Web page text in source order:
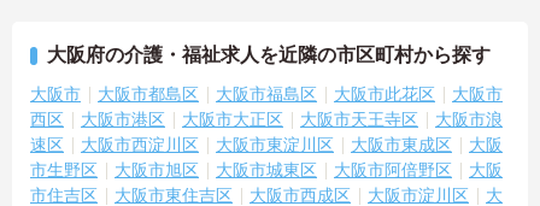
大阪府の介護・福祉求人を近隣の市区町村から探す
大阪市 大阪市都島区 大阪市福島区 大阪市此花区
大阪市
西区
大阪市港区 大阪市大正区 大阪市天王寺区
大阪市浪
速区
大阪市西淀川区 大阪市東淀川区 大阪市東成区
大阪
市生野区
大阪市旭区 大阪市城東区 大阪市阿倍野区
大阪
市住吉区
大阪市東住吉区 大阪市西成区 大阪市淀川区
大